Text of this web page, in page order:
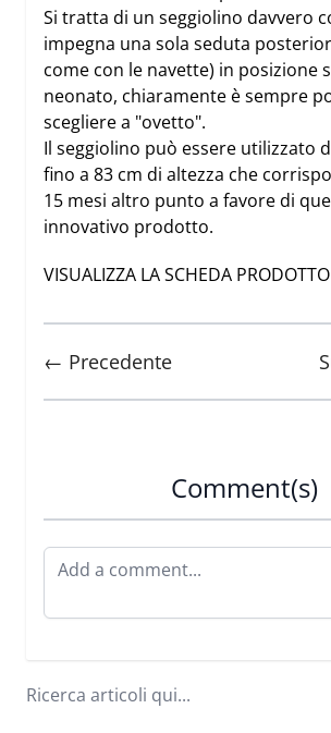
Si tratta di un seggiolino davvero
impegna una sola seduta
come con le navette) in posizione
neonato, chiaramente è sempre
scegliere a "ovetto".
Il seggiolino può essere utilizzato
fino a 83 cm di altezza che
15 mesi altro punto a favore di
innovativo prodotto.
VISUALIZZA LA SCHEDA PRODOTTO
← Precedente
Comment(s)